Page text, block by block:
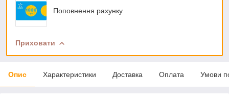
Поповнення рахунку
Приховати
Опис Характеристики Доставка Оплата Умови